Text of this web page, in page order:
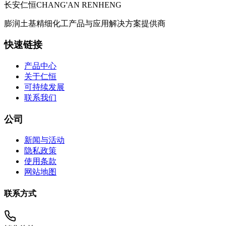
长安仁恒CHANG'AN RENHENG
膨润土基精细化工产品与应用解决方案提供商
快速链接
产品中心
关于仁恒
可持续发展
联系我们
公司
新闻与活动
隐私政策
使用条款
网站地图
联系方式